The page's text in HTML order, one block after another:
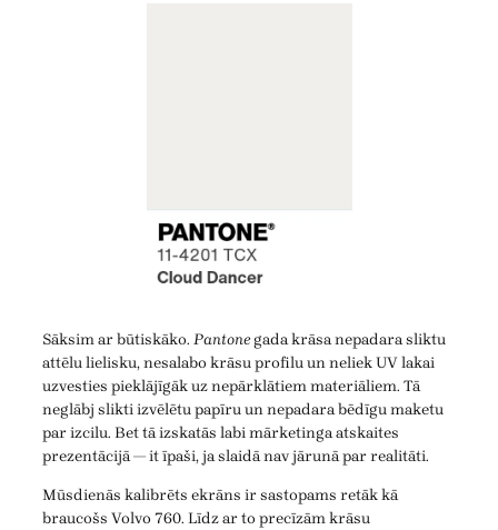
Sāksim ar būtiskāko. Pantonegada krāsa nepadara sliktu
attēlu lielisku, nesalabo krāsu profilu un neliek UV lakai
uzvesties pieklājīgāk uz nepārklātiem materiāliem. Tā
neglābj slikti izvēlētu papīru un nepadara bēdīgu maketu
par izcilu. Bet tā izskatās labi mārketinga atskaites
prezentācijā — it īpaši, ja slaidā nav jārunā par realitāti.
Mūsdienās kalibrēts ekrāns ir sastopams retāk kā
braucošs Volvo 760. Līdz ar to precīzām krāsu